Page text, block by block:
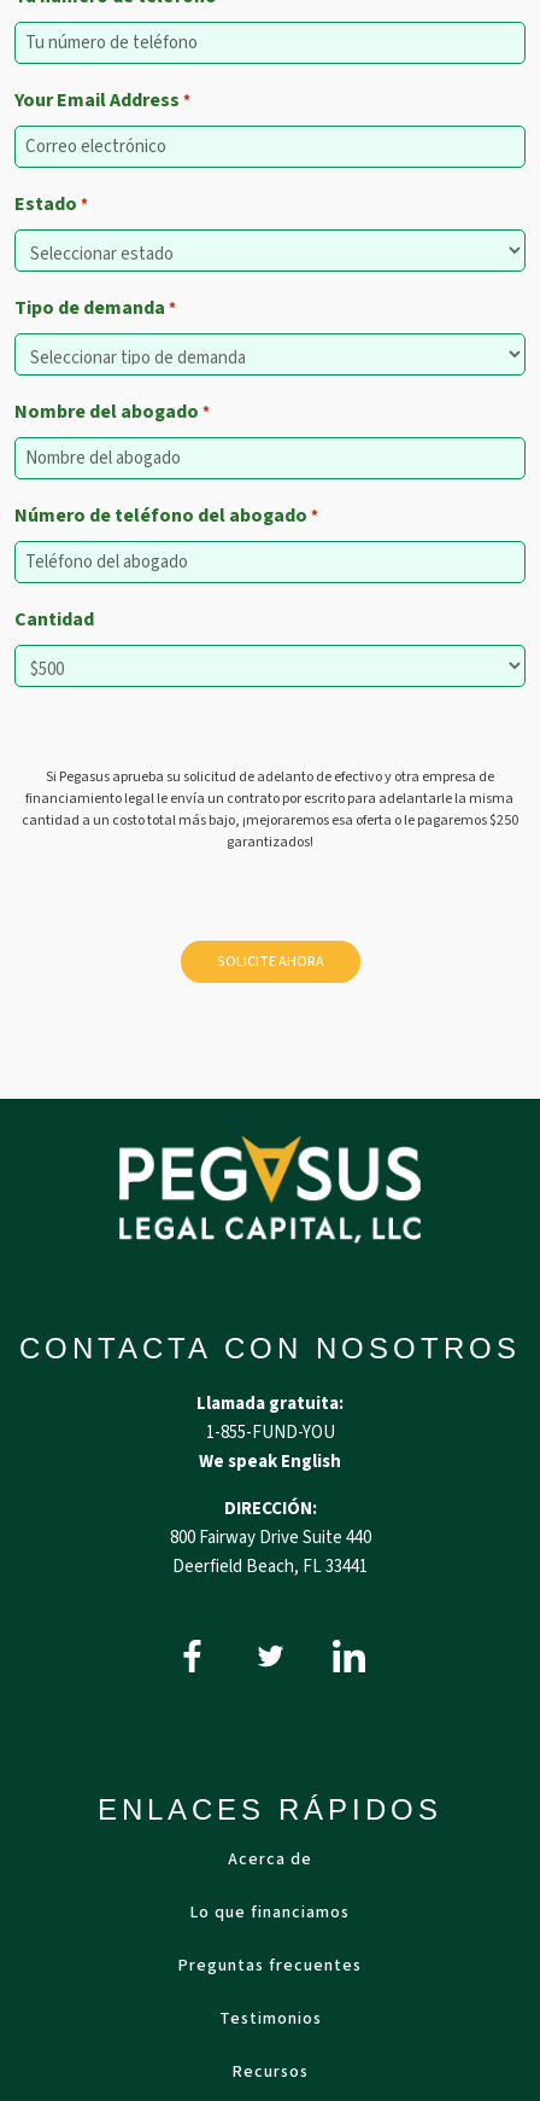
Your Email Address *
Estado *
Tipo de demanda *
Nombre del abogado *
Número de teléfono del abogado *
Cantidad
Si Pegasus aprueba su solicitud de adelanto de efectivo y otra empresa de
financiamiento legal le envía un contrato por escrito para adelantarle la misma
cantidad a un costo total más bajo, ¡mejoraremos esa oferta o le pagaremos $250
garantizados!
CONTACTA CON NOSOTROS
Llamada gratuita:
1-855-FUND-YOU
We speak English
DIRECCIÓN:
800 Fairway Drive Suite 440
Deerfield Beach, FL 33441
ENLACES RÁPIDOS
Acerca de
Lo que financiamos
Preguntas frecuentes
Testimonios
Recursos